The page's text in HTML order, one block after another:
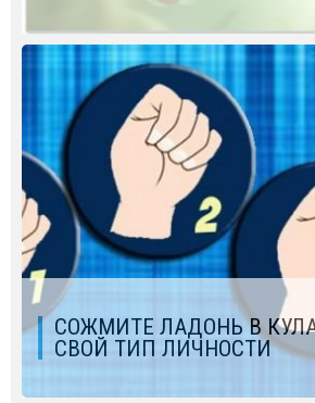
СОЖМИТЕ ЛАДОНЬ В
СВОЙ ТИП ЛИЧНОСТИ